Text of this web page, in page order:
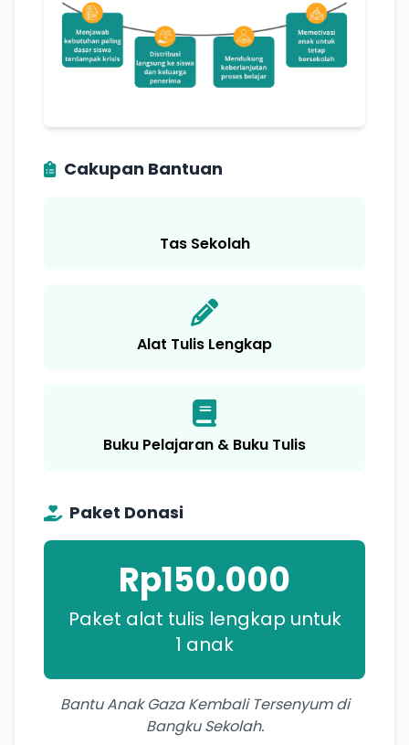
Cakupan Bantuan
Tas Sekolah
Alat Tulis Lengkap
Buku Pelajaran & Buku Tulis
Paket Donasi
Rp150.000
Paket alat tulis lengkap untuk
1 anak
Bantu Anak Gaza Kembali Tersenyum di
Bangku Sekolah.